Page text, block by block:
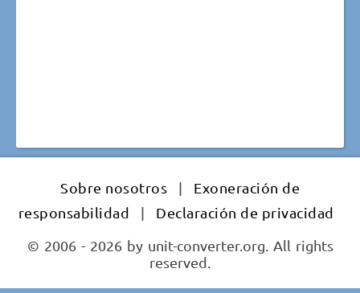
Sobre nosotros |
Exoneración de
responsabilidad
|
Declaración de privacidad
© 2006 - 2026 by unit-converter.org. All rights
reserved.